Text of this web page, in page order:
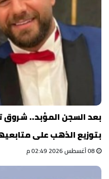
بعد السجن المؤبد..
بتوزيع الذهب على